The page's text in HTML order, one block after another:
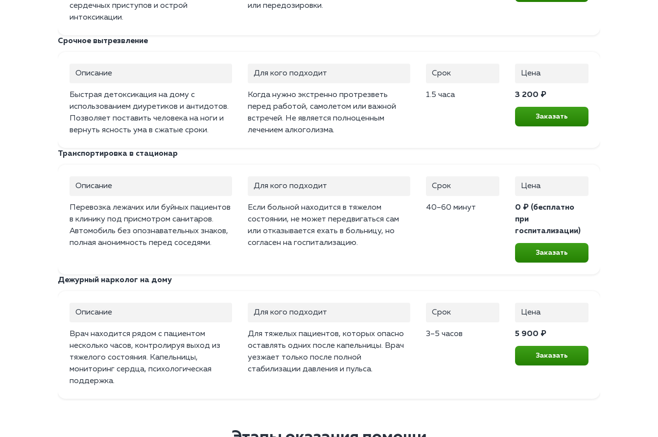
сердечных приступов и острой
интоксикации.
или передозировки.
Срочное вытрезвление
Описание
Быстрая детоксикация на дому с
использованием диуретиков и антидотов.
Позволяет поставить человека на ноги и
вернуть ясность ума в сжатые сроки.
Для кого подходит
Когда нужно экстренно протрезветь
перед работой, самолетом или важной
встречей. Не является полноценным
лечением алкоголизма.
Срок
1.5 часа
Цена
3 200 ₽
Заказать
Транспортировка в стационар
Описание
Перевозка лежачих или буйных пациентов
в клинику под присмотром санитаров.
Автомобиль без опознавательных знаков,
полная анонимность перед соседями.
Для кого подходит
Если больной находится в тяжелом
состоянии, не может передвигаться сам
или отказывается ехать в больницу, но
согласен на госпитализацию.
Срок
40–60 минут
Цена
0 ₽ (бесплатно
при
госпитализации)
Заказать
Дежурный нарколог на дому
Описание
Врач находится рядом с пациентом
несколько часов, контролируя выход из
тяжелого состояния. Капельницы,
мониторинг сердца, психологическая
поддержка.
Для кого подходит
Для тяжелых пациентов, которых опасно
оставлять одних после капельницы. Врач
уезжает только после полной
стабилизации давления и пульса.
Срок
3–5 часов
Цена
5 900 ₽
Заказать